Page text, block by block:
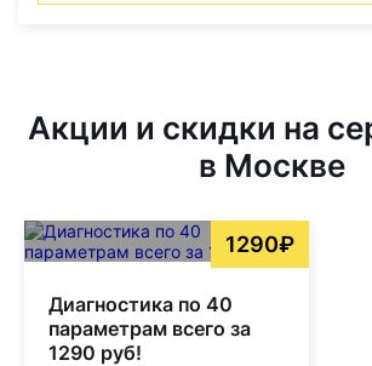
Акции и скидки на
в Москве
1290₽
Диагностика по 40
параметрам всего за
1290 руб!